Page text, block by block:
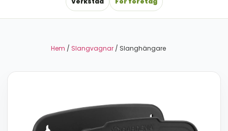
Hem / Slangvagnar / Slanghängare